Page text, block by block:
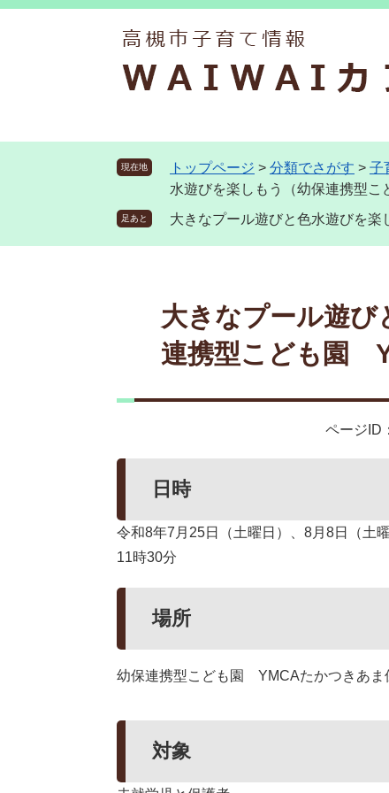
ペ
メ
へ
現在地 トップページ > 分類でさがす > 子
水遊びを楽しもう（幼保連携型
足あと 大きなプール遊びと色水遊びを
大きなプール遊び
連携型こども園
ページID
日時
令和8年7月25日（土曜日）、8月8日（土
11時30分
場所
幼保連携型こども園 YMCAたかつきあま
対象